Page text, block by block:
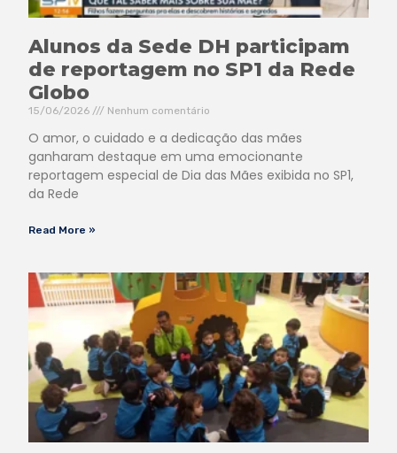
Alunos da Sede DH participam
de reportagem no SP1 da Rede
Globo
15/06/2026 Nenhum comentário
O amor, o cuidado e a dedicação das mães
ganharam destaque em uma emocionante
reportagem especial de Dia das Mães exibida no SP1,
da Rede
Read More »